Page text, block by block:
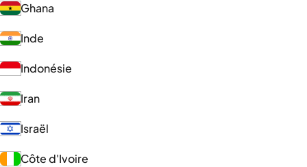
Ghana
Inde
Indonésie
Iran
Israël
Côte d'Ivoire